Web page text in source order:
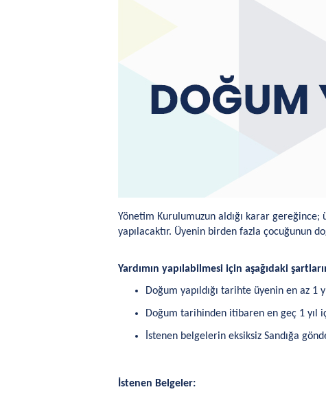
Yönetim Kurulumuzun aldığı karar
yapılacaktır. Üyenin birden fazla çocuğunun
Yardımın yapılabilmesi için aşağıdaki
Doğum yapıldığı tarihte üyenin en az 1
Doğum tarihinden itibaren en geç 1 yıl
İstenen belgelerin eksiksiz Sandığa
İstenen Belgeler: